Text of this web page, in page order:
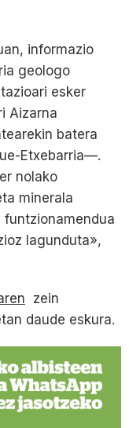
informazio
geologo
esker
Aizarna
batera
Etxebarria—.
nolako
minerala
lagunduta»,
zein
daude eskura.